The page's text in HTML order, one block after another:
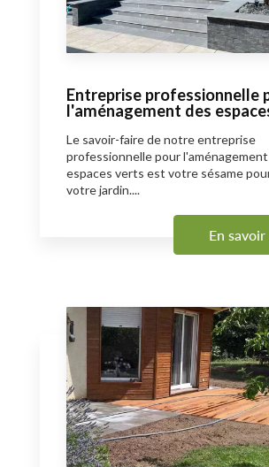
Entreprise professionnelle
l'aménagement des
Le savoir-faire de notre entreprise
professionnelle pour
espaces verts est votre sésame
votre jardin....
En